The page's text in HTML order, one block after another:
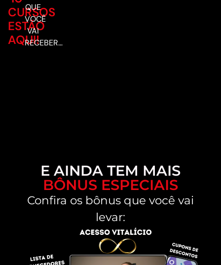
CURSOS
ESTÃO
AQUI!
QUE
VOCÊ
VAI
RECEBER…
E AINDA TEM MAIS
BÔNUS ESPECIAIS
Confira os bônus que você vai
levar: